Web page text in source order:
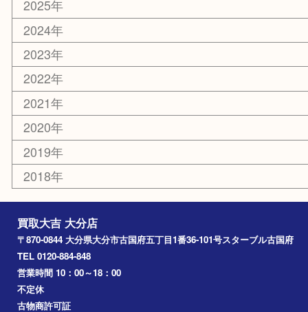
大分市
佐伯市
国東市
別府市
臼杵市
由布市
竹田市
アーカイブ
2026年
2025年
2024年
2023年
2022年